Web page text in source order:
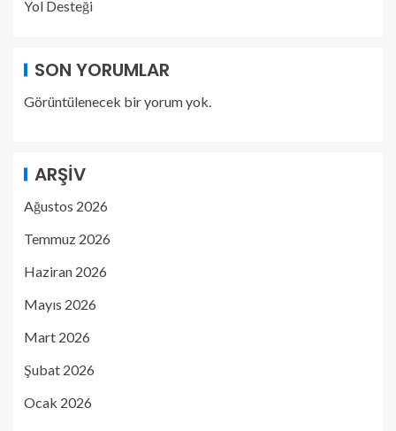
Yol Desteği
SON YORUMLAR
Görüntülenecek bir yorum yok.
ARŞIV
Ağustos 2026
Temmuz 2026
Haziran 2026
Mayıs 2026
Mart 2026
Şubat 2026
Ocak 2026